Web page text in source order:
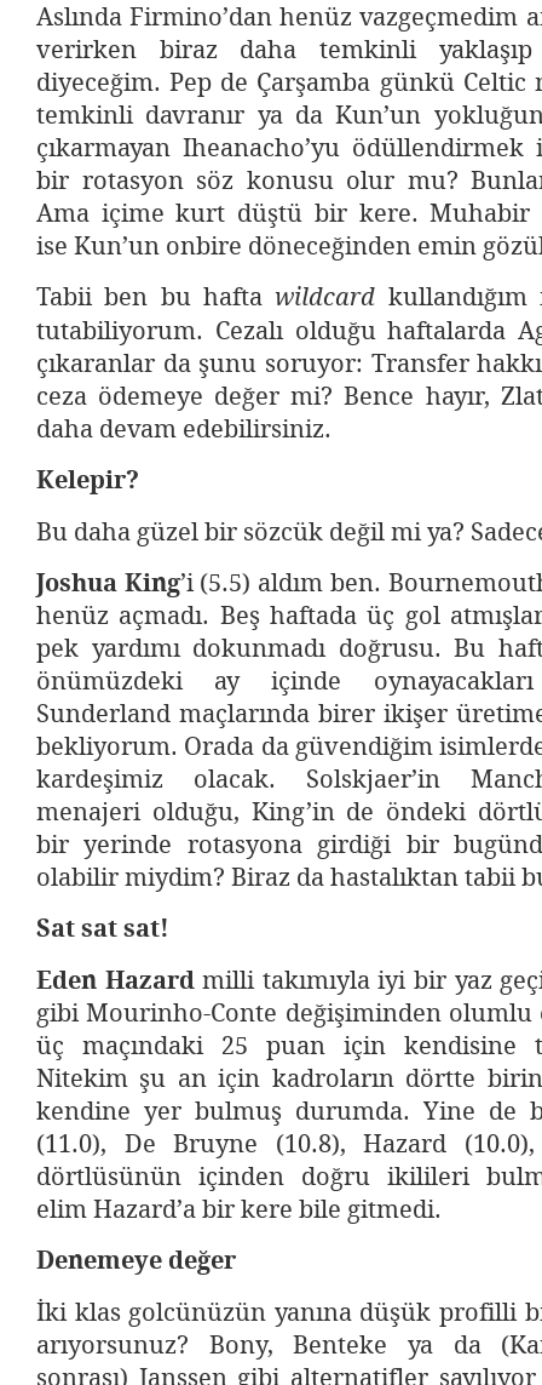
Aslında Firmino’dan henüz vazgeçmedim
verirken biraz daha temkinli
diyeceğim. Pep de Çarşamba günkü Celtic
temkinli davranır ya da Kun’un
çıkarmayan Iheanacho’yu
bir rotasyon söz konusu olur mu?
Ama içime kurt düştü bir kere. Muhabir
ise Kun’un onbire döneceğinden emin
Tabii ben bu haftawildcard
tutabiliyorum. Cezalı olduğu haftalarda
çıkaranlar da şunu soruyor: Transfer
ceza ödemeye değer mi? Bence hayır,
daha devam edebilirsiniz.
Kelepir?
Bu daha güzel bir sözcük değil mi ya?
Joshua King’i (5.5) aldım ben.
henüz açmadı. Beş haftada üç gol
pek yardımı dokunmadı doğrusu. Bu
önümüzdeki ay içinde
Sunderland maçlarında birer ikişer
bekliyorum. Orada da güvendiğim
kardeşimiz olacak. Solskjaer’in
menajeri olduğu, King’in de öndeki
bir yerinde rotasyona girdiği bir
olabilir miydim? Biraz da hastalıktan tabii
Sat sat sat!
Eden Hazardmilli takımıyla iyi bir yaz
gibi Mourinho-Conte değişiminden
üç maçındaki 25 puan için kendisine
Nitekim şu an için kadroların dörtte
kendine yer bulmuş durumda. Yine de
(11.0), De Bruyne (10.8), Hazard
dörtlüsünün içinden doğru ikilileri
elim Hazard’a bir kere bile gitmedi.
Denemeye değer
İki klas golcünüzün yanına düşük profilli
arıyorsunuz? Bony, Benteke ya da
sonrası) Janssen gibi alternatifler